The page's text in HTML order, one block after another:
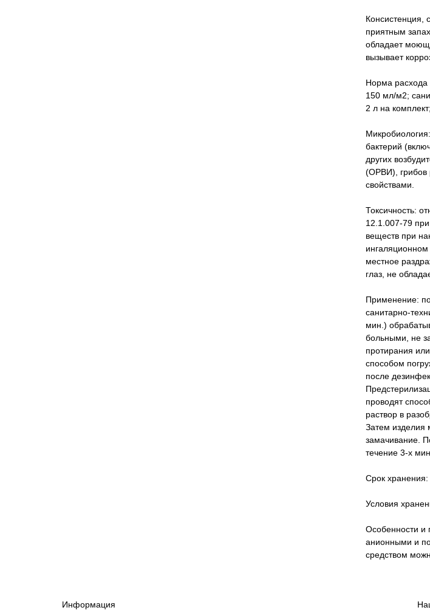
Консистенция,
приятным
обладает
вызывает
Норма расхода
150 мл/м2;
2 л на
бактерий
других
(ОРВИ), грибов
свойствами.
Токсичность:
12.1.007-79
веществ при
ингаляционном
местное
глаз, не
Применение:
санитарно-
мин.)
больными, не
протирания
способом
после
проводят
раствор в
Затем изделия
замачивание.
течение 3-х
Срок хранения:
Условия
Особенности и
анионными и
средством
Информация